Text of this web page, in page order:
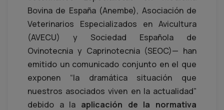
Bovina de España (Anembe), Asociación de
Veterinarios Especializados en Avicultura
(AVECU) y Sociedad Española de
Ovinotecnia y Caprinotecnia (SEOC)— han
emitido un comunicado conjunto en el que
exponen “la dramática situación que
nuestros asociados viven en la actualidad”
debido a la aplicación de la normativa